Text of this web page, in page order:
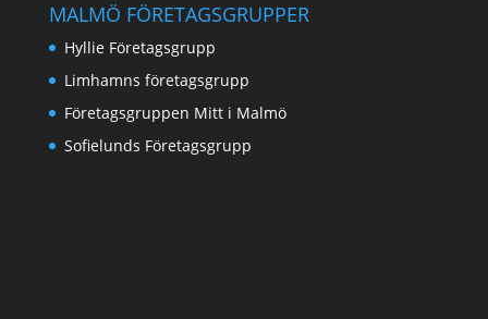
MALMÖ FÖRETAGSGRUPPER
Hyllie Företagsgrupp
Limhamns företagsgrupp
Företagsgruppen Mitt i Malmö
Sofielunds Företagsgrupp